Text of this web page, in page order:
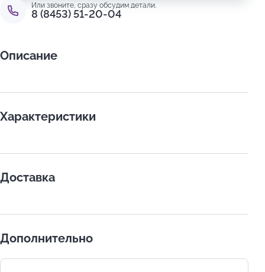
Или звоните, сразу обсудим детали.
8 (8453) 51-20-04
Описание
Характеристики
Доставка
Дополнительно